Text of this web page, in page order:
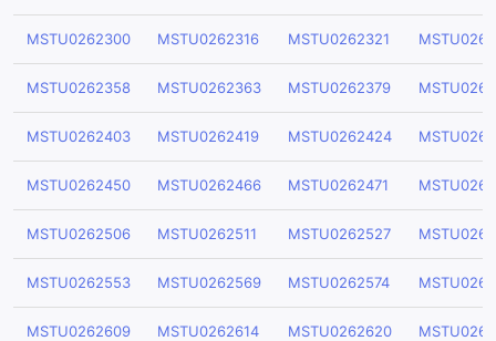
MSTU0262300 MSTU0262316 MSTU0262321
MSTU0262358 MSTU0262363 MSTU0262379
MSTU0262403 MSTU0262419 MSTU0262424
MSTU0262450 MSTU0262466 MSTU0262471
MSTU0262506 MSTU0262511 MSTU0262527
MSTU0262553 MSTU0262569 MSTU0262574
MSTU0262609 MSTU0262614 MSTU0262620